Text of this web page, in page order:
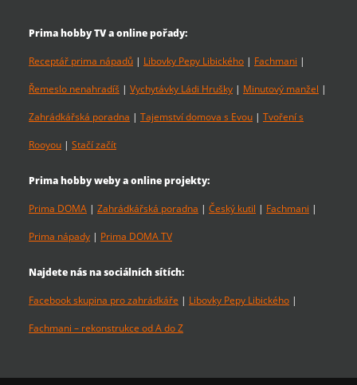
Prima hobby TV a online pořady:
Receptář prima nápadů | Libovky Pepy Libického | Fachmani |
Řemeslo nenahradíš | Vychytávky Ládi Hrušky | Minutový manžel |
Zahrádkářská poradna | Tajemství domova s Evou | Tvoření s
Rooyou | Stačí začít
Prima hobby weby a online projekty:
Prima DOMA | Zahrádkářská poradna | Český kutil | Fachmani |
Prima nápady | Prima DOMA TV
Najdete nás na sociálních sítích:
Facebook skupina pro zahrádkáře | Libovky Pepy Libického |
Fachmani – rekonstrukce od A do Z